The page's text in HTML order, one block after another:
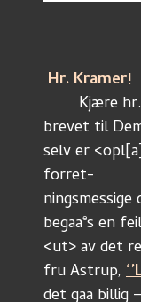
Hr. Kramer!
Kjære
brevet til
selv er <opl
forret-
begaaes en
<ut> av det
fru Astrup,
det gaa billig